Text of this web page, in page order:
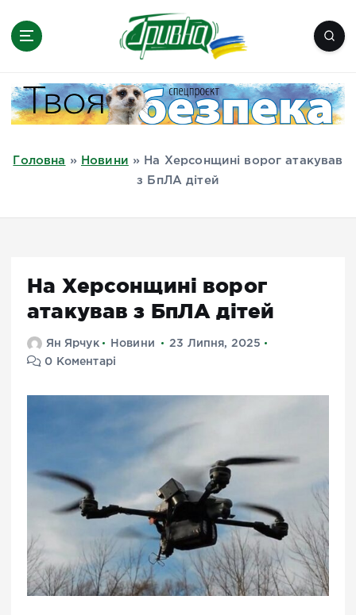
Миколаїв, Одеса, Мелітополь
Головна » Новини »
На Херсонщині ворог атакував
з БпЛА дітей
На Херсонщині ворог
атакував з БпЛА дітей
Ян Ярчук Новини
23 Липня, 2025
0 Коментарі